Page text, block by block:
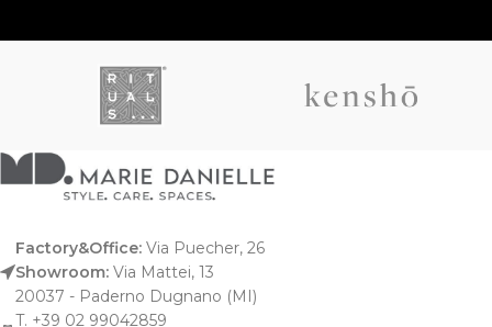
Factory&Office: Via Puecher, 26
Showroom: Via Mattei, 13
20037 - Paderno Dugnano (MI)
T. +39 02 99042859